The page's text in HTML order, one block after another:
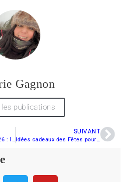
Gagnon
publications
Méga Drag St-Antonin 2026 : l’événement incontournable du drag de motoneige au Bas-du-Fleuve
SUIVANT
Idées cadeaux des Fêtes pour les mordus de motoneige : accessoires, gadgets et expériences